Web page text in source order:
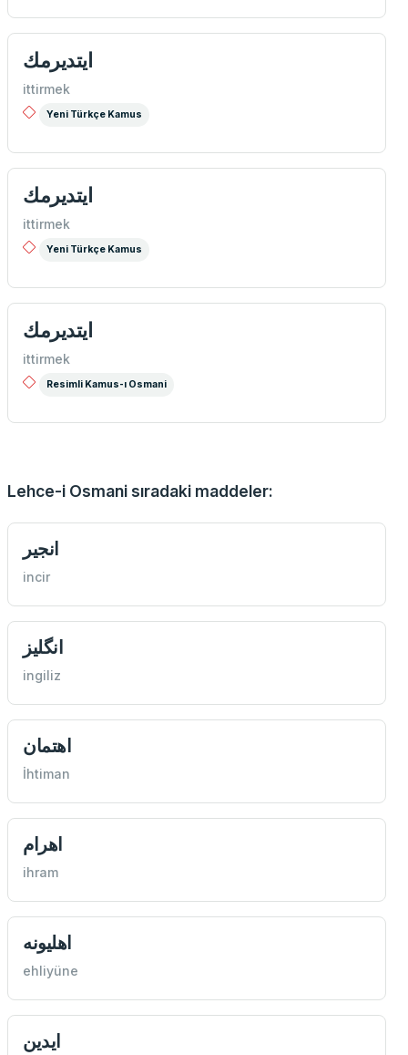
ایتدیرمك
ittirmek
Yeni Türkçe Kamus
ایتدیرمك
ittirmek
Yeni Türkçe Kamus
ايتديرمك
ittirmek
Resimli Kamus-ı Osmani
Lehce-i Osmani sıradaki maddeler:
انجير
incir
انگليز
ingiliz
اهتمان
İhtiman
اهرام
ihram
اهليونه
ehliyüne
ايدين